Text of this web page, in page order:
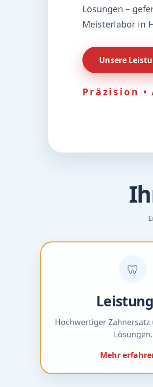
Lösungen –
Meisterlabor in
Unsere
🦷
Hochwertiger
Lösungen.
Mehr